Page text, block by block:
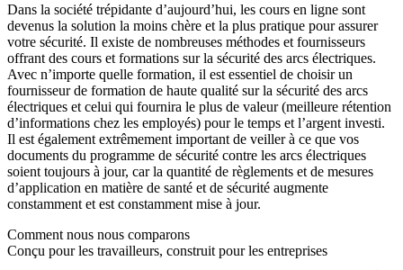
Dans la société trépidante d’aujourd’hui, les cours en ligne sont
devenus la solution la moins chère et la plus pratique pour assurer
votre sécurité. Il existe de nombreuses méthodes et fournisseurs
offrant des cours et formations sur la sécurité des arcs électriques.
Avec n’importe quelle formation, il est essentiel de choisir un
fournisseur de formation de haute qualité sur la sécurité des arcs
électriques et celui qui fournira le plus de valeur (meilleure rétention
d’informations chez les employés) pour le temps et l’argent investi.
Il est également extrêmement important de veiller à ce que vos
documents du programme de sécurité contre les arcs électriques
soient toujours à jour, car la quantité de règlements et de mesures
d’application en matière de santé et de sécurité augmente
constamment et est constamment mise à jour.
Comment nous nous comparons
Conçu pour les travailleurs, construit pour les entreprises